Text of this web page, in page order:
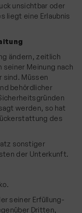
unsichtbar oder
liegt eine Erlaubnis
ändern, zeitlich
Meinung nach
sind. Müssen
behördlicher
werden, so hat
des
sonstiger
der Unterkunft.
seiner Erfüllung-
Dritten,